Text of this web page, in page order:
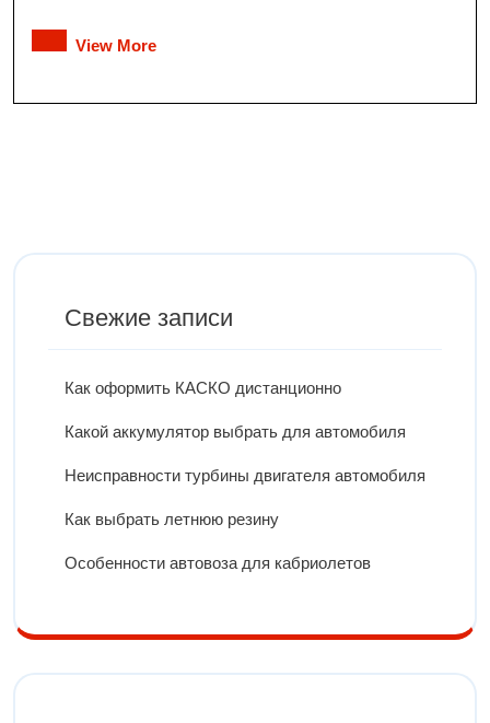
View More
Свежие записи
Как оформить КАСКО дистанционно
Какой аккумулятор выбрать для автомобиля
Неисправности турбины двигателя автомобиля
Как выбрать летнюю резину
Особенности автовоза для кабриолетов